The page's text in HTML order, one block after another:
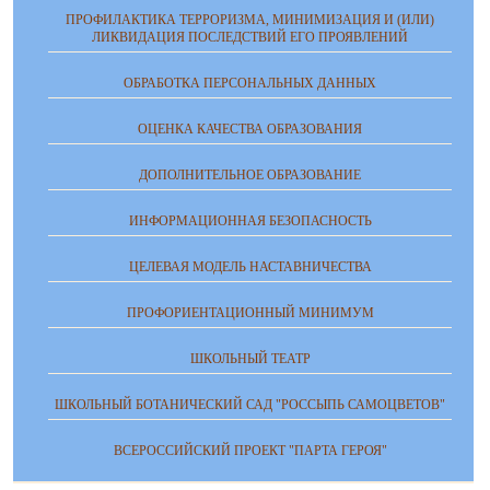
ПРОФИЛАКТИКА ТЕРРОРИЗМА, МИНИМИЗАЦИЯ И (ИЛИ)
ЛИКВИДАЦИЯ ПОСЛЕДСТВИЙ ЕГО ПРОЯВЛЕНИЙ
ОБРАБОТКА ПЕРСОНАЛЬНЫХ ДАННЫХ
ОЦЕНКА КАЧЕСТВА ОБРАЗОВАНИЯ
ДОПОЛНИТЕЛЬНОЕ ОБРАЗОВАНИЕ
ИНФОРМАЦИОННАЯ БЕЗОПАСНОСТЬ
ЦЕЛЕВАЯ МОДЕЛЬ НАСТАВНИЧЕСТВА
ПРОФОРИЕНТАЦИОННЫЙ МИНИМУМ
ШКОЛЬНЫЙ ТЕАТР
ШКОЛЬНЫЙ БОТАНИЧЕСКИЙ САД "РОССЫПЬ САМОЦВЕТОВ"
ВСЕРОССИЙСКИЙ ПРОЕКТ "ПАРТА ГЕРОЯ"